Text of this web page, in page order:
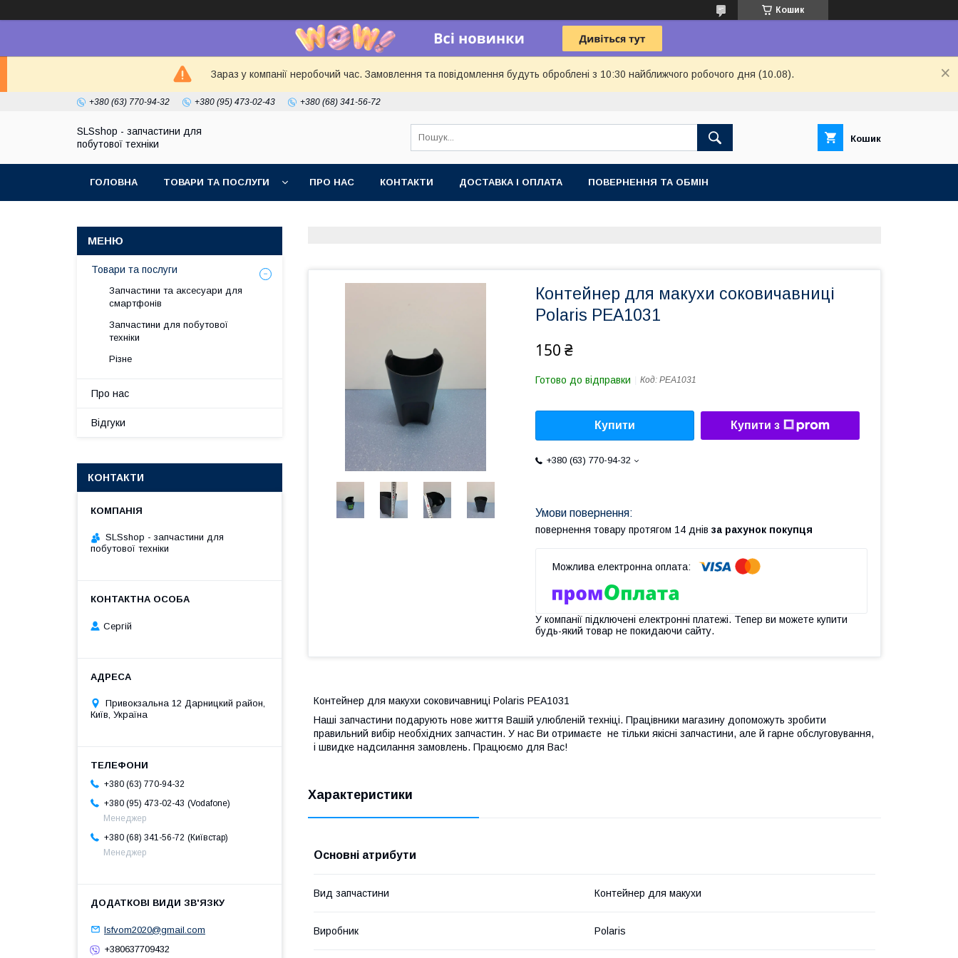
Кошик
Зараз у компанії неробочий час. Замовлення та повідомлення будуть оброблені з 10:30 найближчого робочого дня (10.08).
+380 (63) 770-94-32 +380 (95) 473-02-43 +380 (68) 341-56-72
SLSshop - запчастини для
побутової техніки
Кошик
ГОЛОВНА ТОВАРИ ТА ПОСЛУГИ ПРО НАС КОНТАКТИ ДОСТАВКА І ОПЛАТА ПОВЕРНЕННЯ ТА ОБМІН
Контейнер для макухи соковичавниці
Polaris PEA1031
150 ₴
Готово до відправки Код: PEA1031
Купити Купити з
+380 (63) 770-94-32
повернення товару протягом 14 днів за рахунок покупця
У компанії підключені електронні платежі. Тепер ви можете купити
будь-який товар не покидаючи сайту.
Контейнер для макухи соковичавниці Polaris PEA1031
Наші запчастини подарують нове життя Вашій улюбленій техніці. Працівники магазину допоможуть зробити
правильний вибір необхідних запчастин. У нас Ви отримаєте не тільки якісні запчастини, але й гарне обслуговування,
і швидке надсилання замовлень. Працюємо для Вас!
Характеристики
Основні атрибути
Вид запчастини Контейнер для макухи
Виробник Polaris
Товари та послуги
Запчастини та аксесуари для
смартфонів
Запчастини для побутової
техніки
Різне
Про нас
Відгуки
КОНТАКТИ
SLSshop - запчастини для
побутової техніки
Сергій
Привокзальна 12 Дарницкий район,
Київ, Україна
+380 (63) 770-94-32
+380 (95) 473-02-43
Vodafone
Менеджер
+380 (68) 341-56-72
Київстар
Менеджер
lsfvom2020@gmail.com
+380637709432